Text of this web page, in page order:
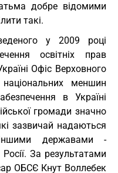
добре відомими
такі.
у 2009 році
освітніх прав
Офіс Верховного
меншин
в Україні
громади значно
зазвичай надаються
державами -
За результатами
ОБСЄ Кнут Воллебек